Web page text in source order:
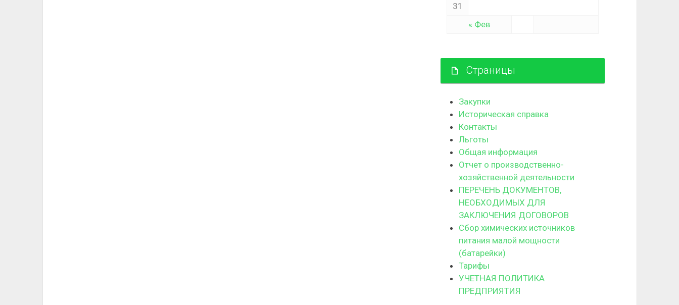
« Фев
31
Страницы
Закупки
Историческая справка
Контакты
Льготы
Общая информация
Отчет о производственно-
хозяйственной деятельности
ПЕРЕЧЕНЬ ДОКУМЕНТОВ,
НЕОБХОДИМЫХ ДЛЯ
ЗАКЛЮЧЕНИЯ ДОГОВОРОВ
Сбор химических источников
питания малой мощности
(батарейки)
Тарифы
УЧЕТНАЯ ПОЛИТИКА
ПРЕДПРИЯТИЯ